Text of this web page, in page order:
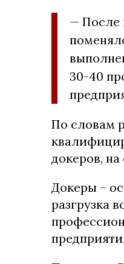
— После
30-40
По словам
докеров,
Докеры –
разгрузка